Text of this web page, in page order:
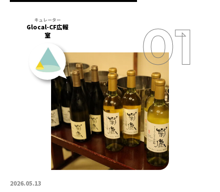
2026.05.13
Glocal-CF広報
室